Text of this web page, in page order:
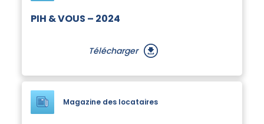
PIH & VOUS – 2024
Télécharger
Magazine des locataires